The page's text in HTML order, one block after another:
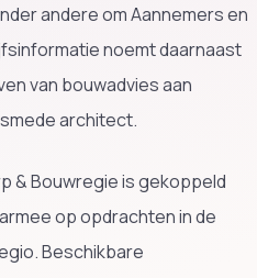
andere om Aannemers en
noemt daarnaast
van bouwadvies aan
architect.
& Bouwregie is gekoppeld
op opdrachten in de
Beschikbare